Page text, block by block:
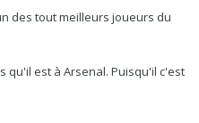
des tout meilleurs joueurs du
qu'il est à Arsenal. Puisqu'il c'est